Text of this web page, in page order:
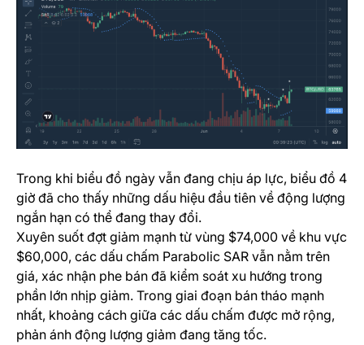
Trong khi biểu đồ ngày vẫn đang chịu áp lực, biểu đồ 4
giờ đã cho thấy những dấu hiệu đầu tiên về động lượng
ngắn hạn có thể đang thay đổi.
Xuyên suốt đợt giảm mạnh từ vùng $74,000 về khu vực
$60,000, các dấu chấm Parabolic SAR vẫn nằm trên
giá, xác nhận phe bán đã kiểm soát xu hướng trong
phần lớn nhịp giảm. Trong giai đoạn bán tháo mạnh
nhất, khoảng cách giữa các dấu chấm được mở rộng,
phản ánh động lượng giảm đang tăng tốc.